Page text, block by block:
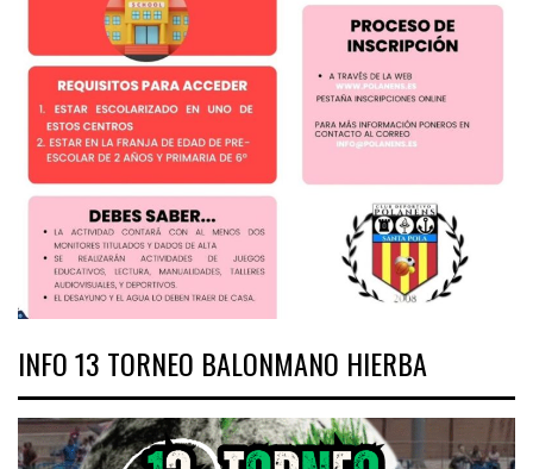
INFO 13 TORNEO BALONMANO HIERBA